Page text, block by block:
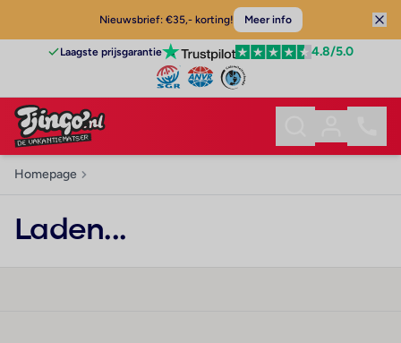
Nieuwsbrief: €35,- korting! Meer info
Laagste prijsgarantie 4.8/5.0
Homepage
Laden...